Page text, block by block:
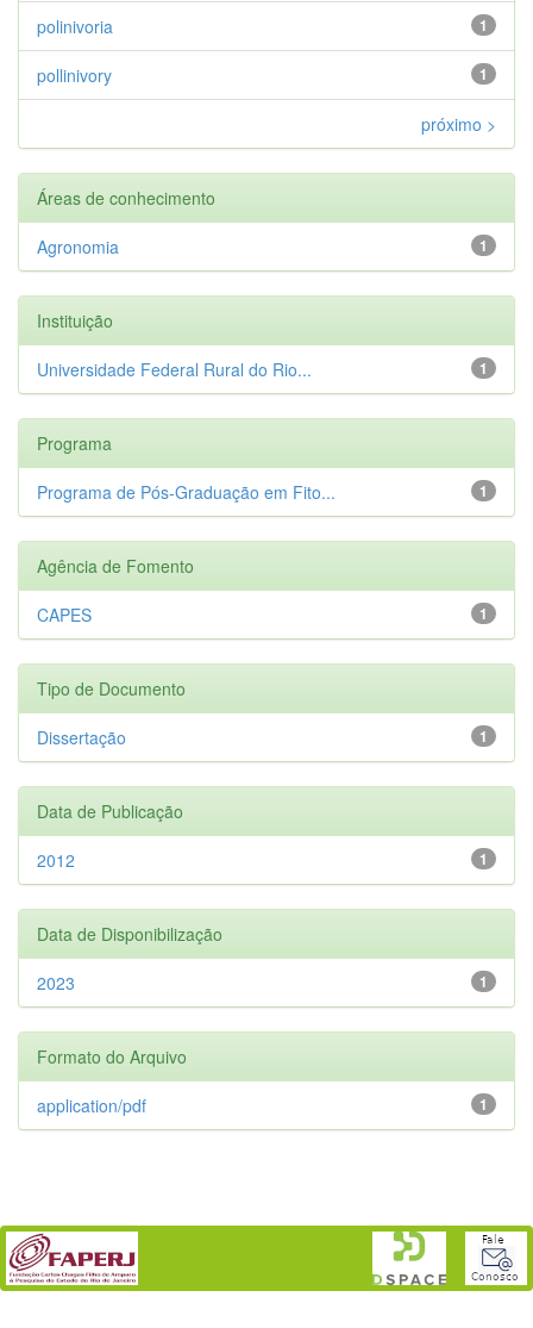
1
polinivoria
1
pollinivory
próximo >
Áreas de conhecimento
1
Agronomia
Instituição
1
Universidade Federal Rural do Rio...
Programa
1
Programa de Pós-Graduação em Fito...
Agência de Fomento
1
CAPES
Tipo de Documento
1
Dissertação
Data de Publicação
1
2012
Data de Disponibilização
1
2023
Formato do Arquivo
1
application/pdf